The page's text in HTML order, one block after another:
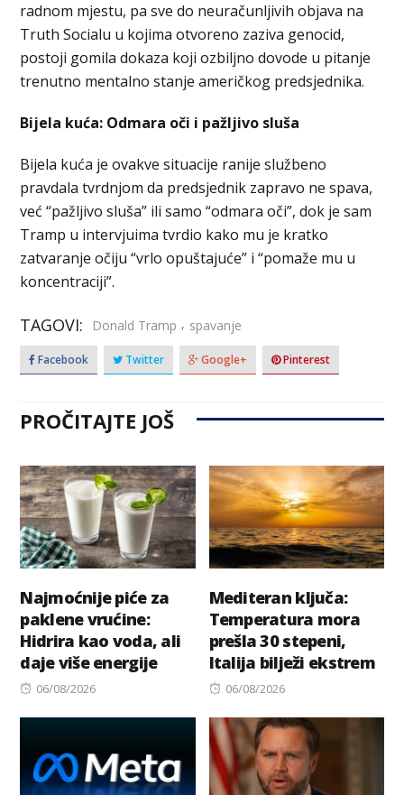
radnom mjestu, pa sve do neuračunljivih objava na
Truth Socialu u kojima otvoreno zaziva genocid,
postoji gomila dokaza koji ozbiljno dovode u pitanje
trenutno mentalno stanje američkog predsjednika.
Bijela kuća: Odmara oči i pažljivo sluša
Bijela kuća je ovakve situacije ranije službeno
pravdala tvrdnjom da predsjednik zapravo ne spava,
već “pažljivo sluša” ili samo “odmara oči”, dok je sam
Tramp u intervjuima tvrdio kako mu je kratko
zatvaranje očiju “vrlo opuštajuće” i “pomaže mu u
koncentraciji”.
TAGOVI: Donald Tramp , spavanje
Facebook Twitter Google+ Pinterest
PROČITAJTE JOŠ
Najmoćnije piće za
paklene vrućine:
Hidrira kao voda, ali
daje više energije
Posted
06/08/2026
Mediteran ključa:
Temperatura mora
prešla 30 stepeni,
Italija bilježi ekstrem
Posted
06/08/2026